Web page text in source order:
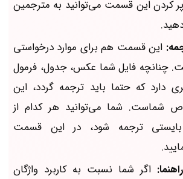
پر کردن این قسمت می‌توانید به مترجمین
این قسمت هم برای موارد درخواستی
چنانچه فایل شما عکس، جدول، فرمول
دارد که حتما باید ترجمه گردد، این
شما می‌توانید هر کدام از
بایستی ترجمه شود، در این قسمت
اگر شما نسبت به کاربرد واژگان